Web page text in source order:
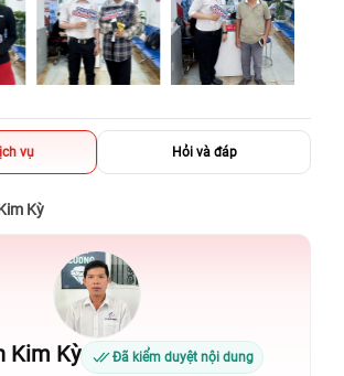
vụ Hỏi và đáp
Kỳ
Kim Kỳ Đã kiểm duyệt nội dung